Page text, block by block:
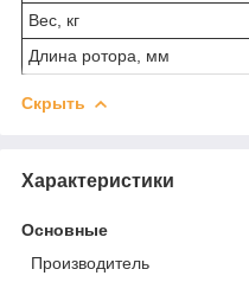
Вес, кг
Длина ротора, мм
Скрыть
Характеристики
Основные
Производитель